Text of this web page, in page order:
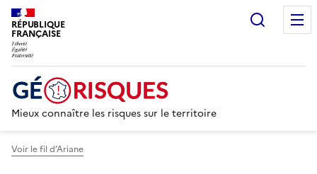
RÉPUBLIQUE
FRANÇAISE
Mieux connaître les risques sur le territoire
Voir le fil d’Ariane